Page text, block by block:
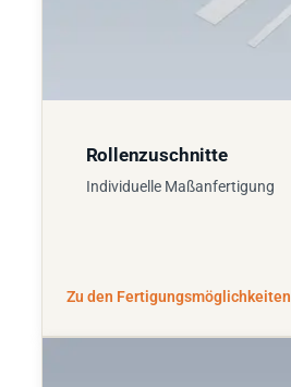
Rollenzuschnitte
Individuelle Maßanfertigung
Zu den Fertigungsmöglichkeiten